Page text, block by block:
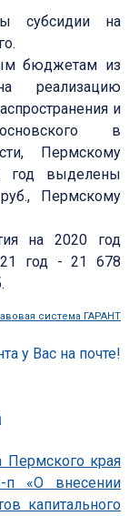
субсидии на
бюджетам из
реализацию
и
в
Пермскому
год выделены
Пермскому
на 2020 год
год - 21 678
система ГАРАНТ
Пермского края
«О внесении
капитального